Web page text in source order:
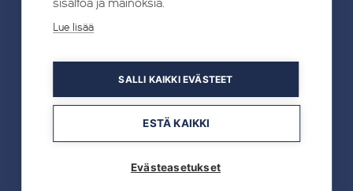
Tahkon Talviteatterissa nauretaan
suomalaiselle arjelle
sisältöä ja mainoksia.
Lue lisää
SALLI KAIKKI EVÄSTEET
ESTÄ KAIKKI
Evästeasetukset